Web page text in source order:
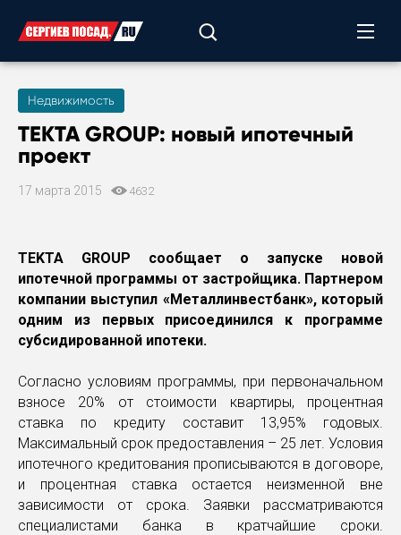
Недвижимость
TEKTA GROUP: новый ипотечный
проект
17 марта 2015 4632
TEKTA GROUP сообщает о запуске новой
ипотечной программы от застройщика. Партнером
компании выступил «Металлинвестбанк», который
одним из первых присоединился к программе
субсидированной ипотеки.
Согласно условиям программы, при первоначальном
взносе 20% от стоимости квартиры, процентная
ставка по кредиту составит 13,95% годовых.
Максимальный срок предоставления – 25 лет. Условия
ипотечного кредитования прописываются в договоре,
и процентная ставка остается неизменной вне
зависимости от срока. Заявки рассматриваются
специалистами банка в кратчайшие сроки.